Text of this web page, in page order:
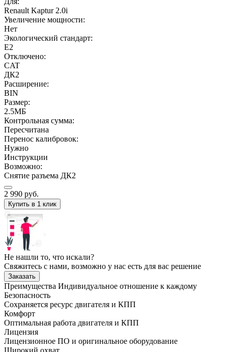
Renault Kaptur 2.0i
Увеличение мощности:
Нет
Экологический стандарт:
E2
Отключено:
CAT
ДК2
Расширение:
BIN
Размер:
2.5МБ
Контрольная сумма:
Пересчитана
Перенос калибровок:
Нужно
Инструкции
Возможно:
Снятие разъема ДК2
2 990 руб.
Купить в 1 клик
Не нашли то, что искали?
Свяжитесь с нами, возможно у нас есть для вас решение
Заказать
Преимущества Индивидуальное отношение к каждому
Безопасность
Сохраняется ресурс двигателя и КПП
Комфорт
Оптимальная работа двигателя и КПП
Лицензия
Лицензионное ПО и оригинальное оборудование
Широкий охват